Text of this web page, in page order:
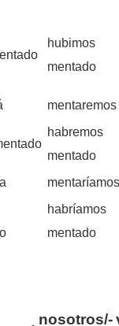
hubimos
mentado
mentaremos
habremos
mentado
habríamos
mentado
nosotros/-